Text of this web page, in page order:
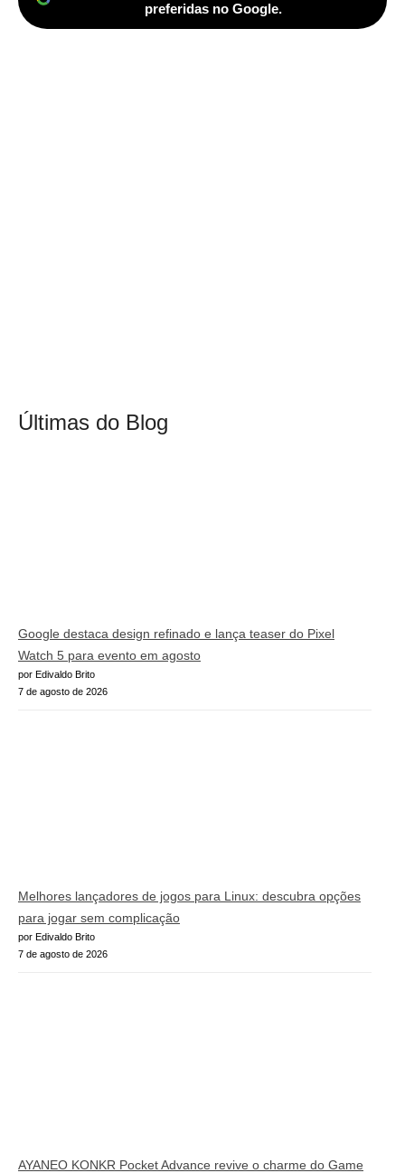
preferidas no Google.
Últimas do Blog
Google destaca design refinado e lança teaser do Pixel
Watch 5 para evento em agosto
por Edivaldo Brito
7 de agosto de 2026
Melhores lançadores de jogos para Linux: descubra opções
para jogar sem complicação
por Edivaldo Brito
7 de agosto de 2026
AYANEO KONKR Pocket Advance revive o charme do Game